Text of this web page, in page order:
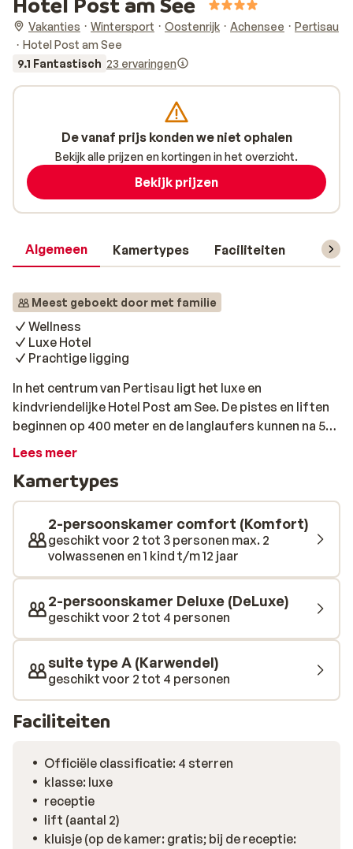
Vakanties Wintersport Oostenrijk Achensee
Pertisau
Hotel Post am See
9.1 Fantastisch 23 ervaringen
Algemeen Kamertypes Faciliteiten
Meest geboekt door met familie
Wellness
Luxe Hotel
Prachtige ligging
In het centrum van Pertisau ligt het luxe en
kindvriendelijke Hotel Post am See. De pistes en liften
beginnen op 400 meter en de langlaufers kunnen na 50
meter al de eerste loipe op. Naast het hotel stopt de
kunt maken. Na een dag buiten kom je weer helemaal
tot rust in de sfeervolle, ruime kamers. Wil je nog meer
rust? Breng dan eens een bezoekje aan het uitgebreide
wellnesscenter met een sauna, Turks stoombad, infra
rood cabine. Tegen een kleine vergoeding kun je je
spieren los laten maken met een stevige massage.
Vergeet ook zeker het verwarmde buitenzwembad te
bezoeken! Ben je na een actieve dag nog niet al je
energie kwijt, dan kun je nog even lekker sporten in de
ravotten in de speelruimte. Sluit de dag af met een
smaakvolle maaltijd in het restaurant of met een
drankje in de bar van het hotel.
Lees meer
Kamertypes
2-persoonskamer comfort (Komfort)
geschikt voor 2 tot 3 personen max. 2
volwassenen en 1 kind t/m 12 jaar
2-persoonskamer Deluxe (DeLuxe)
geschikt voor 2 tot 4 personen
suite type A (Karwendel)
geschikt voor 2 tot 4 personen
Faciliteiten
Officiële classificatie: 4 sterren
klasse: luxe
receptie
lift (aantal 2)
kluisje (op de kamer: gratis; bij de receptie:
De vanaf prijs konden we niet ophalen
Bekijk alle prijzen en kortingen in het overzicht.
Bekijk prijzen